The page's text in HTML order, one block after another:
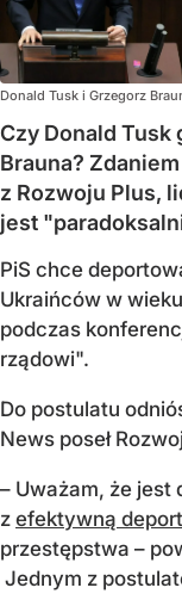
Donald Tusk i Grzegorz
Czy Donald Tusk
Brauna? Zdaniem
z Rozwoju Plus,
jest
PiS chce
Ukraińców w
podczas
rządowi".
Do postulatu
News poseł
– Uważam, że jest
z efektywną
przestępstwa –
Jednym z